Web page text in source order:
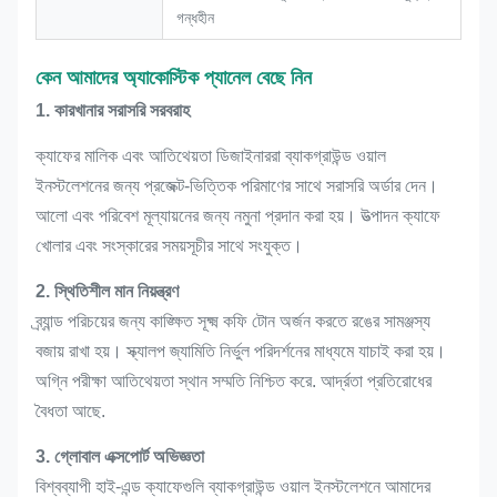
গন্ধহীন
কেন আমাদের অ্যাকোস্টিক প্যানেল বেছে নিন
1. কারখানার সরাসরি সরবরাহ
ক্যাফের মালিক এবং আতিথেয়তা ডিজাইনাররা ব্যাকগ্রাউন্ড ওয়াল
ইনস্টলেশনের জন্য প্রজেক্ট-ভিত্তিক পরিমাণের সাথে সরাসরি অর্ডার দেন।
আলো এবং পরিবেশ মূল্যায়নের জন্য নমুনা প্রদান করা হয়। উত্পাদন ক্যাফে
খোলার এবং সংস্কারের সময়সূচীর সাথে সংযুক্ত।
2. স্থিতিশীল মান নিয়ন্ত্রণ
ব্র্যান্ড পরিচয়ের জন্য কাঙ্ক্ষিত সূক্ষ্ম কফি টোন অর্জন করতে রঙের সামঞ্জস্য
বজায় রাখা হয়। স্ক্যালপ জ্যামিতি নির্ভুল পরিদর্শনের মাধ্যমে যাচাই করা হয়।
অগ্নি পরীক্ষা আতিথেয়তা স্থান সম্মতি নিশ্চিত করে. আর্দ্রতা প্রতিরোধের
বৈধতা আছে.
3. গ্লোবাল এক্সপোর্ট অভিজ্ঞতা
বিশ্বব্যাপী হাই-এন্ড ক্যাফেগুলি ব্যাকগ্রাউন্ড ওয়াল ইনস্টলেশনে আমাদের